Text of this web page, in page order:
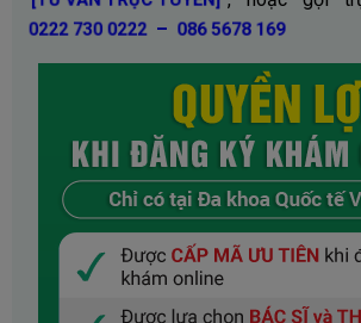
0222 730 0222 – 086 5678 169